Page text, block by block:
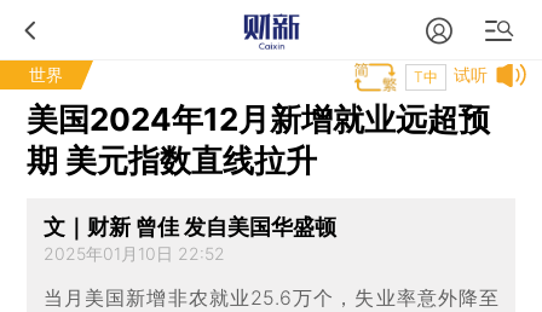
世界 试听
T中
美国2024年12月新增就业远超预
期 美元指数直线拉升
文｜财新 曾佳 发自美国华盛顿
2025年01月10日 22:52
当月美国新增非农就业25.6万个，失业率意外降至